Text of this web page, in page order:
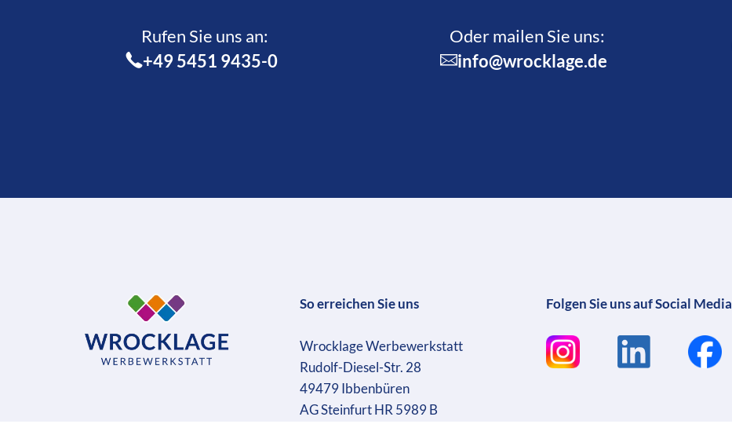
Rufen Sie uns an:­
+49 5451 9435-0
Oder mailen Sie uns:
info@wrocklage.de
So erreichen Sie uns
Wrocklage Werbewerkstatt
Rudolf-Diesel-Str. 28
49479 Ibbenbüren
AG Steinfurt HR 5989 B
Folgen Sie uns auf Social Media